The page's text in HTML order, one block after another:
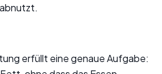
erfüllt eine genaue Aufgabe: